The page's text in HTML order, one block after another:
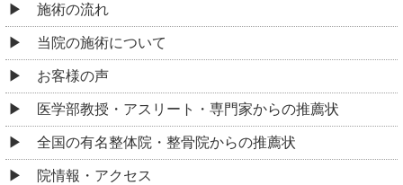
施術の流れ
当院の施術について
お客様の声
医学部教授・アスリート・専門家からの推薦状
全国の有名整体院・整骨院からの推薦状
院情報・アクセス